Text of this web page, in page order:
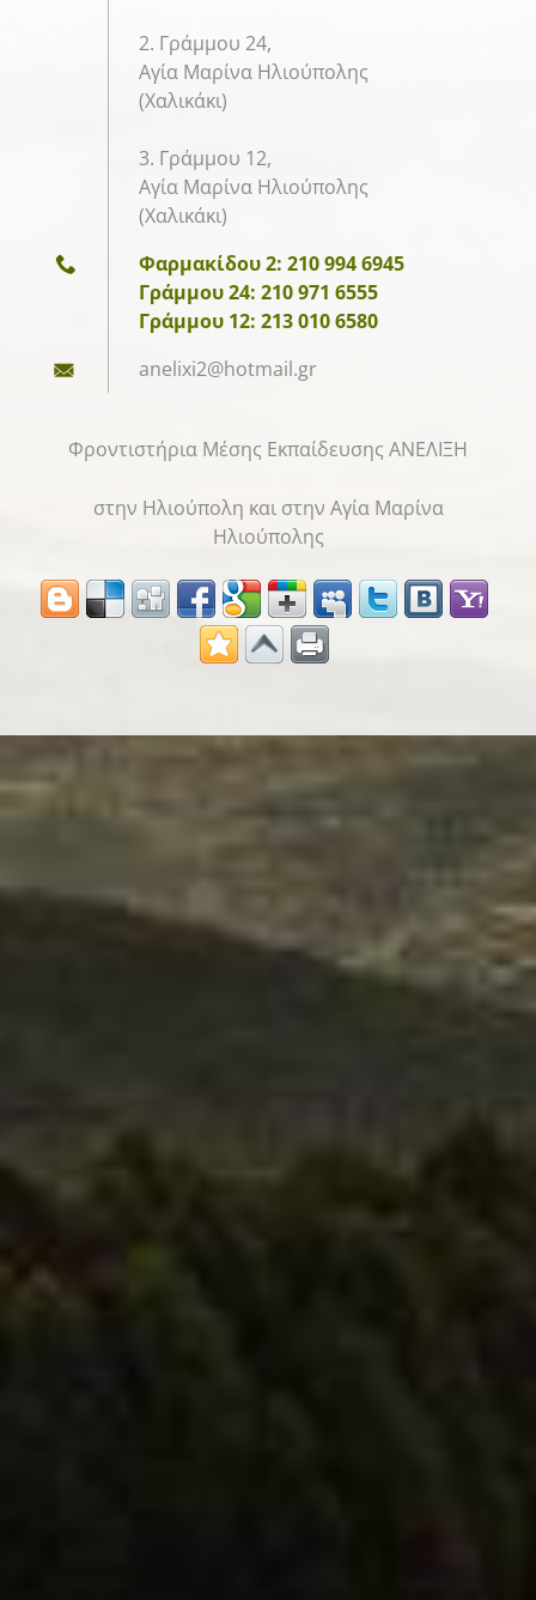
2. Γράμμου 24,
Αγία Μαρίνα Ηλιούπολης
(Χαλικάκι)
3. Γράμμου 12,
Αγία Μαρίνα Ηλιούπολης
(Χαλικάκι)
Φαρμακίδου 2: 210 994 6945
Γράμμου 24: 210 971 6555
Γράμμου 12: 213 010 6580
anelixi2@hotmail.gr
Φροντιστήρια Μέσης Εκπαίδευσης ΑΝΕΛΙΞΗ
στην Ηλιούπολη και στην Αγία Μαρίνα
Ηλιούπολης